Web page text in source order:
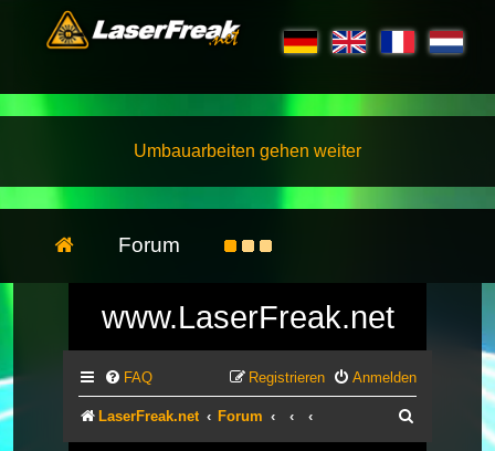
Umbauarbeiten gehen weiter
Forum
www.LaserFreak.net
FAQ Anmelden
Registrieren
LaserFreak.net Forum